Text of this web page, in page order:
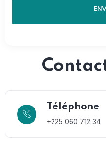
Téléphone
+225 060 712 34